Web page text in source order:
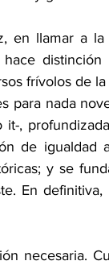
en llamar a
distinción
frívolos de
para nada
,
de
y se
En
necesaria.